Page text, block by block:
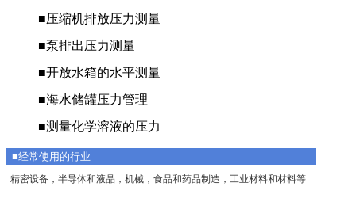
■压缩机排放压力测量
■泵排出压力测量
■开放水箱的水平测量
■海水储罐压力管理
■测量化学溶液的压力
■经常使用的行业
精密设备，半导体和液晶，机械，食品和药品制造，工业材料和材料等